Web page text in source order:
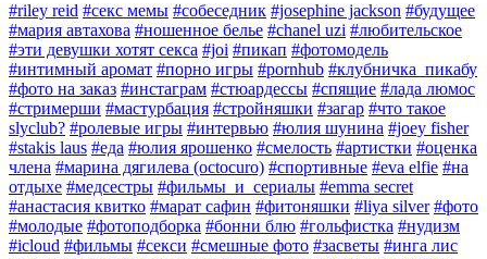
#riley reid #секс мемы #собеседник #josephine jackson #будущее
#мария автахова #ношенное белье #chanel uzi #любительское
#эти девушки хотят секса #joi #пикап #фотомодель
#интимный аромат #порно игры #pornhub #клубничка_пикабу
#фото на заказ #инстаграм #стюардессы #спящие #лада люмос
#стримерши #мастурбация #стройняшки #загар #что такое
slyclub? #ролевые игры #интервью #юлия шунина #joey fisher
#stakis laus #еда #юлия ярошенко #смелость #артистки #оценка
члена #марина дягилева (octocuro) #спортивные #eva elfie #на
отдыхе #медсестры #фильмы_и_сериалы #emma secret
#анастасия квитко #марат сафин #фитоняшки #liya silver #фото
#молодые #фотоподборка #бонни блю #гольфистка #нудизм
#icloud #фильмы #секси #смешные фото #засветы #инга лис